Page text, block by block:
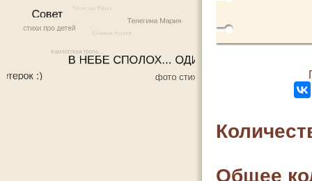
Общее